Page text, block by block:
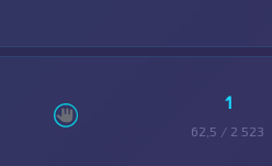
1
62,5 / 2 523